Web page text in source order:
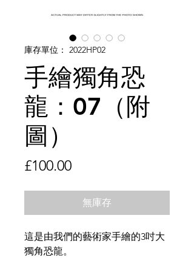
庫存單位： 2022HP02
手繪獨角恐
龍：07（附
圖）
£100.00價
格
無庫存
這是由我們的藝術家手繪的3吋大
獨角恐龍。